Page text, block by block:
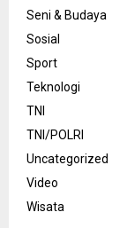
Seni & Budaya
Sosial
Sport
Teknologi
TNI
TNI/POLRI
Uncategorized
Video
Wisata